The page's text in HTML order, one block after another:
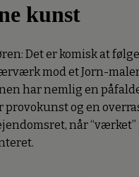
kunst
Det er komisk at
mod et Jorn-
har nemlig en
provokunst og en
når “værket”